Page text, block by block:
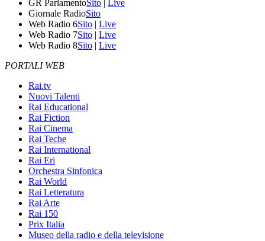
GR ParlamentoSito | Live
Giornale RadioSito
Web Radio 6Sito | Live
Web Radio 7Sito | Live
Web Radio 8Sito | Live
PORTALI WEB
Rai.tv
Nuovi Talenti
Rai Educational
Rai Fiction
Rai Cinema
Rai Teche
Rai International
Rai Eri
Orchestra Sinfonica
Rai World
Rai Letteratura
Rai Arte
Rai 150
Prix Italia
Museo della radio e della televisione